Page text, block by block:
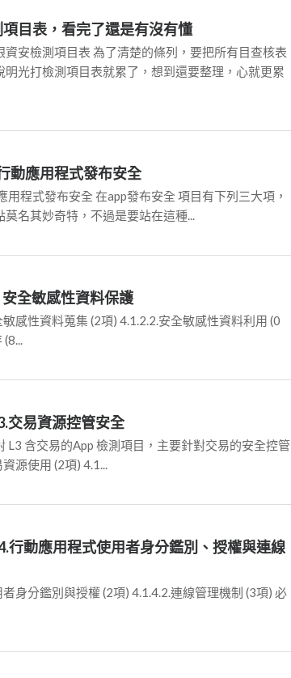
目表，看完了還是有沒有懂
安檢測項目表 為了清楚的條列，要把所有目查核表
光打檢測項目表就累了，想到還要整理，心就更累
動應用程式發布安全
用程式發布安全 在app發布安全 項目有下列三大項，
名其妙奇特，不過是要站在這種...
安全敏感性資料保護
感性資料蒐集 (2項) 4.1.2.2.安全敏感性資料利用 (0
交易資源控管安全
L3 含交易的App 檢測項目，主要針對交易的安全控管
源使用 (2項) 4.1...
行動應用程式使用者身分鑑別、授權與連線
身分鑑別與授權 (2項) 4.1.4.2.連線管理機制 (3項) 必